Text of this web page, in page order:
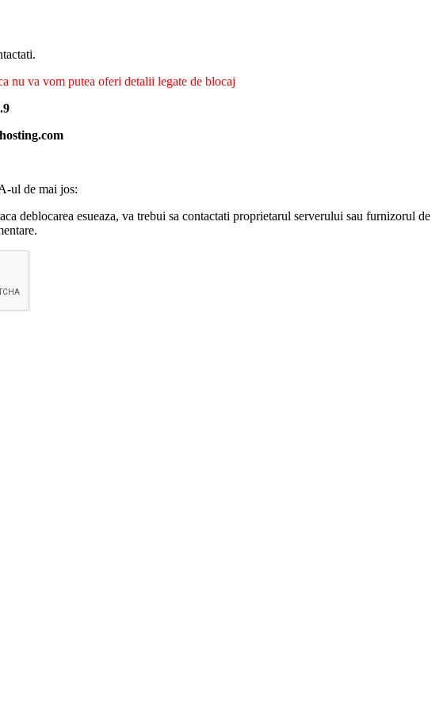
nu va vom putea oferi detalii legate de blocaj
ul de mai jos:
deblocarea esueaza, va trebui sa contactati proprietarul serverului sau furnizorul de